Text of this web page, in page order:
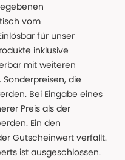
vom
für unser
inklusive
mit weiteren
Sonderpreisen, die
Bei Eingabe eines
Preis als der
Ein den
Gutscheinwert verfällt.
ist ausgeschlossen.